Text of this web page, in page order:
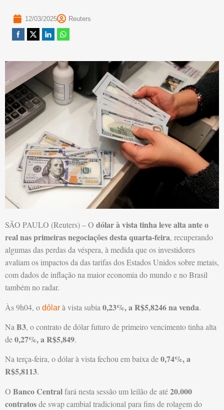
12/03/2025 Reuters
SÃO PAULO (Reuters) – O dólar à vista tinha leve alta ante o
real nas primeiras negociações desta quarta-feira, recuperando
algumas das perdas da véspera, à medida que os investidores
avaliam os impactos da das tarifas dos Estados Unidos sobre metais,
com dados de inflação na maior economia do mundo e no Brasil
também no radar.
Às 9h04, o dólar à vista subia 0,23%, a R$5,8246 na venda.
Na B3, o contrato de dólar futuro de primeiro vencimento tinha alta
de0,27%, a R$5,849.
Na terça-feira, o dólar à vista fechou em baixa de0,74%, a
R$5,8113.
O Banco Centralfará nesta sessão um leilão de até20.000
contratosde swap cambial tradicional para fins de rolagem do